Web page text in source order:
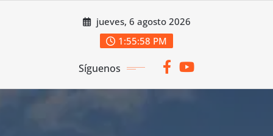
jueves, 6 agosto 2026
1:55:59 PM
Síguenos